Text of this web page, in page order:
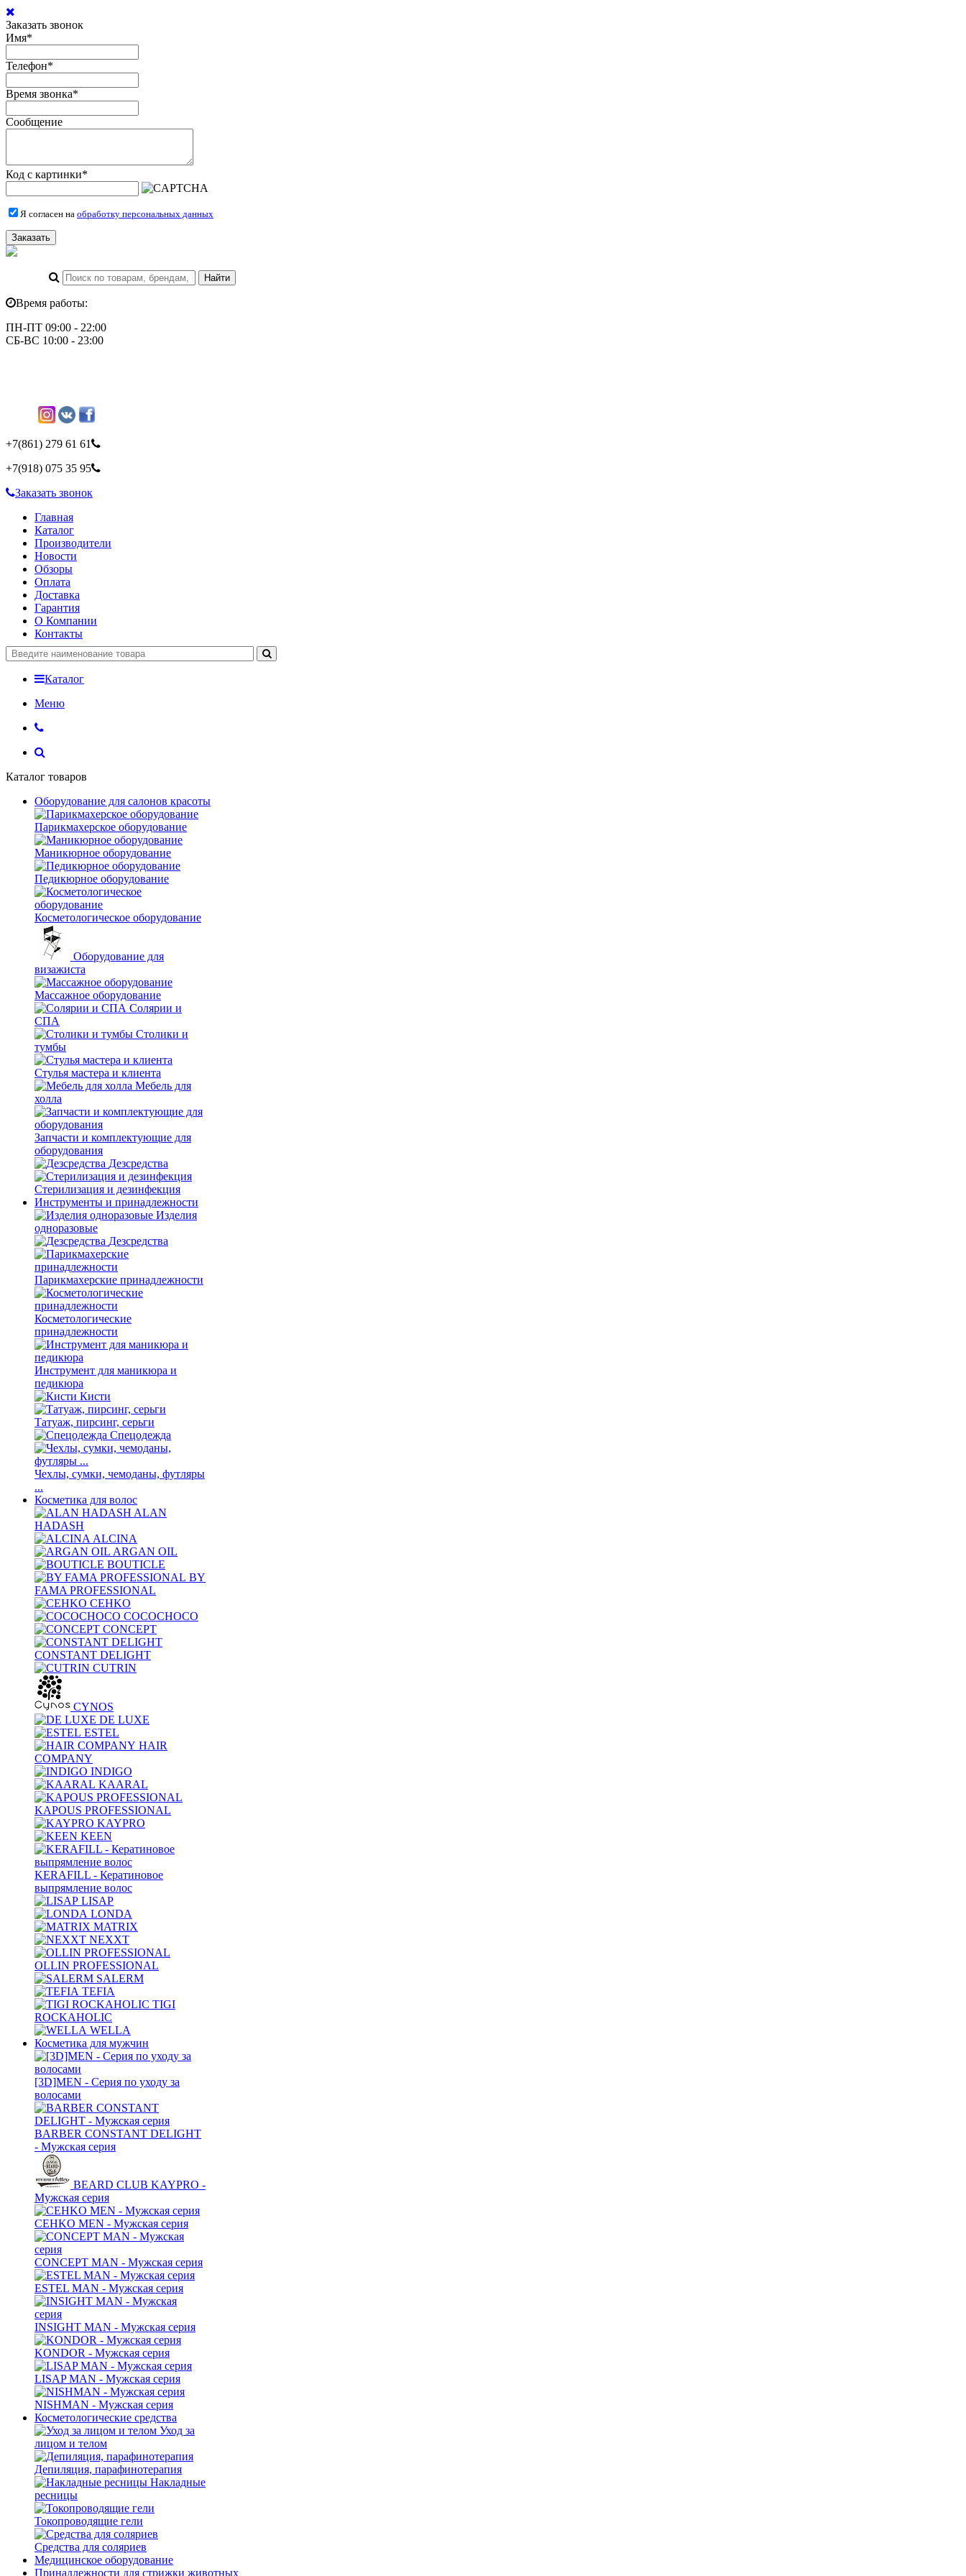
Заказать звонок
Имя*
Телефон*
Время звонка*
Сообщение
Код с картинки*
Я согласен на обработку персональных данных
Заказать
Время работы:
ПН-ПТ 09:00 - 22:00
СБ-ВС 10:00 - 23:00
+7(861) 279 61 61
+7(918) 075 35 95
Заказать звонок
Главная
Каталог
Производители
Новости
Обзоры
Оплата
Доставка
Гарантия
О Компании
Контакты
Каталог
Меню
Каталог товаров
Оборудование для салонов красоты
Парикмахерское оборудование
Маникюрное оборудование
Педикюрное оборудование
Косметологическое оборудование
Оборудование для
визажиста
Массажное оборудование
Солярии и
СПА
Столики и
тумбы
Стулья мастера и клиента
Мебель для
холла
Запчасти и комплектующие для
оборудования
Дезсредства
Стерилизация и дезинфекция
Инструменты и принадлежности
Изделия
одноразовые
Дезсредства
Парикмахерские принадлежности
Косметологические
принадлежности
Инструмент для маникюра и
педикюра
Кисти
Татуаж, пирсинг, серьги
Спецодежда
Чехлы, сумки, чемоданы, футляры
...
Косметика для волос
ALAN
HADASH
ALCINA
ARGAN OIL
BOUTICLE
BY
FAMA PROFESSIONAL
CEHKO
COCOCHOCO
CONCEPT
CONSTANT DELIGHT
CUTRIN
CYNOS
DE LUXE
ESTEL
HAIR
COMPANY
INDIGO
KAARAL
KAPOUS PROFESSIONAL
KAYPRO
KEEN
KERAFILL - Кератиновое
выпрямление волос
LISAP
LONDA
MATRIX
NEXXT
OLLIN PROFESSIONAL
SALERM
TEFIA
TIGI
ROCKAHOLIC
WELLA
Косметика для мужчин
[3D]MEN - Серия по уходу за
волосами
BARBER CONSTANT DELIGHT
- Мужская серия
BEARD CLUB KAYPRO -
Мужская серия
CEHKO MEN - Мужская серия
CONCEPT MAN - Мужская серия
ESTEL MAN - Мужская серия
INSIGHT MAN - Мужская серия
KONDOR - Мужская серия
LISAP MAN - Мужская серия
NISHMAN - Мужская серия
Косметологические средства
Уход за
лицом и телом
Депиляция, парафинотерапия
Накладные
ресницы
Токопроводящие гели
Средства для соляриев
Медицинское оборудование
Принадлежности для стрижки животных